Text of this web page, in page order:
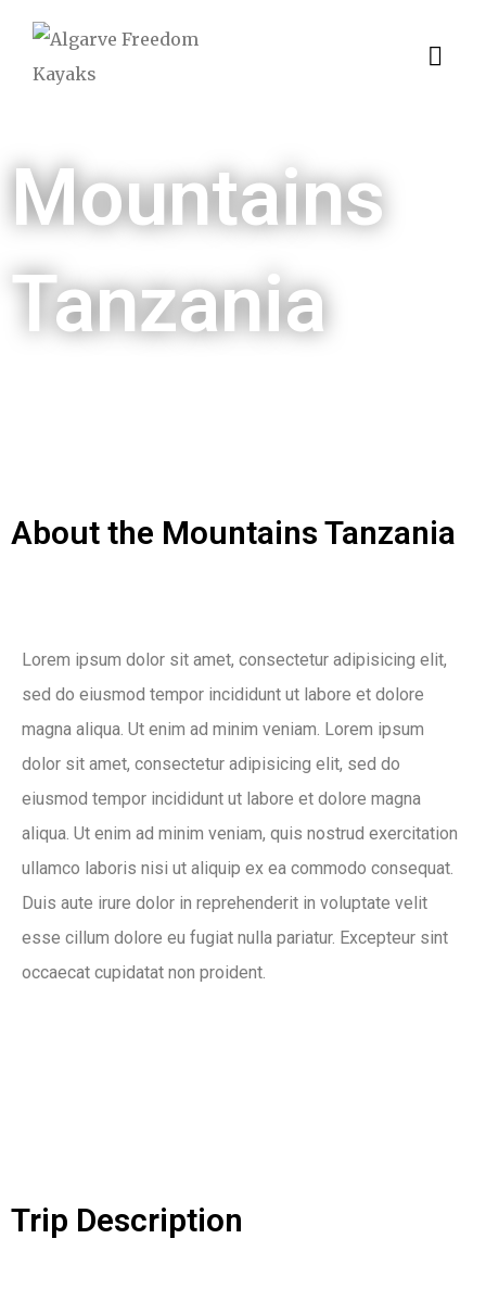
Mountains
Tanzania
About the Mountains Tanzania
Lorem ipsum dolor sit amet, consectetur adipisicing elit,
sed do eiusmod tempor incididunt ut labore et dolore
magna aliqua. Ut enim ad minim veniam. Lorem ipsum
dolor sit amet, consectetur adipisicing elit, sed do
eiusmod tempor incididunt ut labore et dolore magna
aliqua. Ut enim ad minim veniam, quis nostrud exercitation
ullamco laboris nisi ut aliquip ex ea commodo consequat.
Duis aute irure dolor in reprehenderit in voluptate velit
esse cillum dolore eu fugiat nulla pariatur. Excepteur sint
occaecat cupidatat non proident.
Trip Description